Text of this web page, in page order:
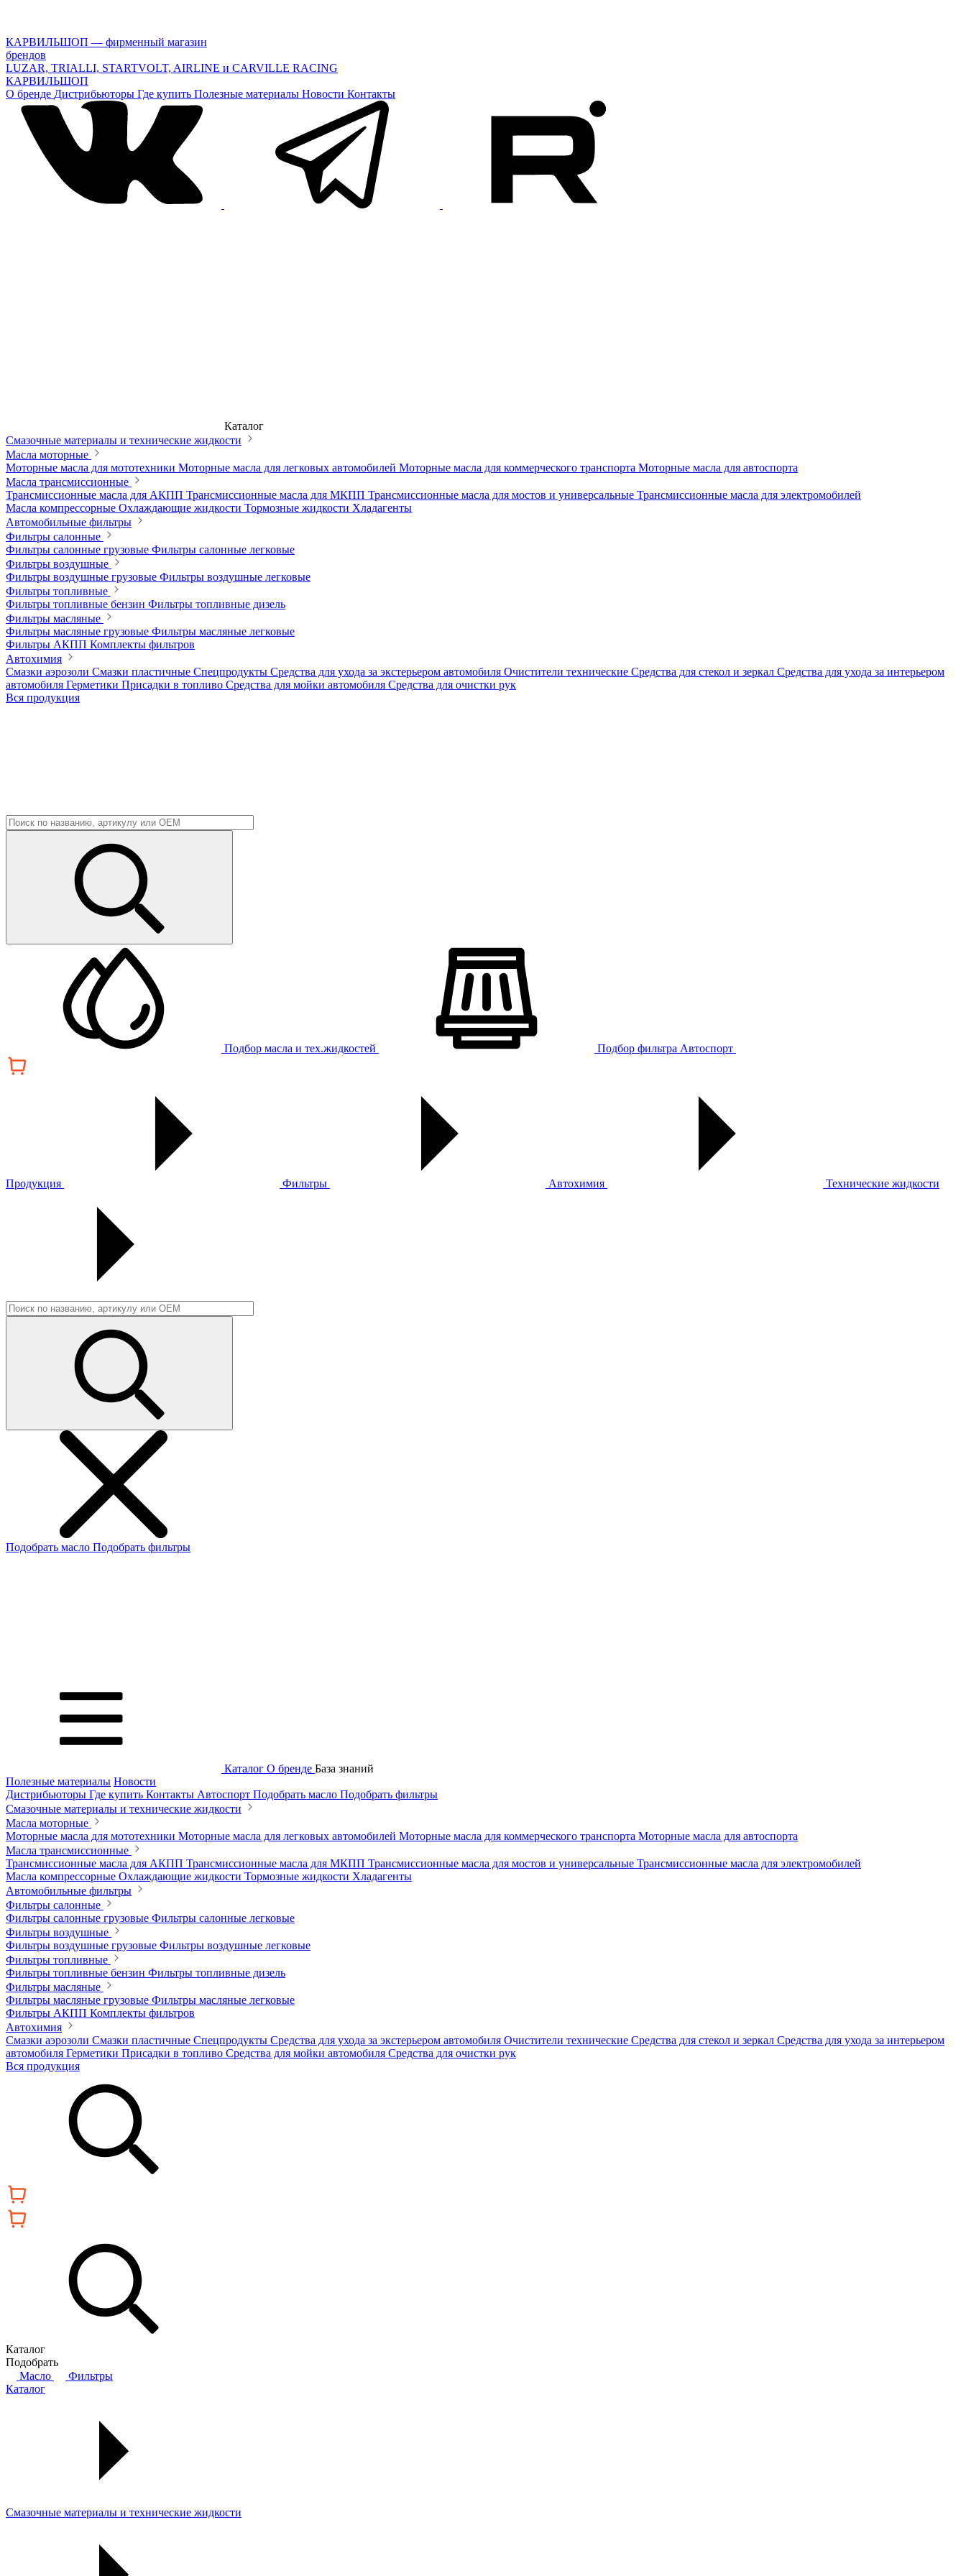
КАРВИЛЬШОП — фирменный магазин
брендов
LUZAR, TRIALLI, STARTVOLT, AIRLINE и CARVILLE RACING
КАРВИЛЬШОП
О бренде Дистрибьюторы Где купить Полезные материалы Новости Контакты
Каталог
Смазочные материалы и технические жидкости
Масла моторные
Моторные масла для мототехники Моторные масла для легковых автомобилей Моторные масла для коммерческого транспорта Моторные масла для автоспорта
Масла трансмиссионные
Трансмиссионные масла для АКПП Трансмиссионные масла для МКПП Трансмиссионные масла для мостов и универсальные Трансмиссионные масла для электромобилей
Масла компрессорные Охлаждающие жидкости Тормозные жидкости Хладагенты
Автомобильные фильтры
Фильтры салонные
Фильтры салонные грузовые Фильтры салонные легковые
Фильтры воздушные
Фильтры воздушные грузовые Фильтры воздушные легковые
Фильтры топливные
Фильтры топливные бензин Фильтры топливные дизель
Фильтры масляные
Фильтры масляные грузовые Фильтры масляные легковые
Фильтры АКПП Комплекты фильтров
Автохимия
Смазки аэрозоли Смазки пластичные Спецпродукты Средства для ухода за экстерьером автомобиля Очистители технические Средства для стекол и зеркал Средства для ухода за интерьером
автомобиля Герметики Присадки в топливо Средства для мойки автомобиля Средства для очистки рук
Вся продукция
Подбор масла и тех.жидкостей Подбор фильтра Автоспорт
Продукция Фильтры Автохимия Технические жидкости
Подобрать масло Подобрать фильтры
Каталог О бренде База знаний
Полезные материалы Новости
Дистрибьюторы Где купить Контакты Автоспорт Подобрать масло Подобрать фильтры
Смазочные материалы и технические жидкости
Масла моторные
Моторные масла для мототехники Моторные масла для легковых автомобилей Моторные масла для коммерческого транспорта Моторные масла для автоспорта
Масла трансмиссионные
Трансмиссионные масла для АКПП Трансмиссионные масла для МКПП Трансмиссионные масла для мостов и универсальные Трансмиссионные масла для электромобилей
Масла компрессорные Охлаждающие жидкости Тормозные жидкости Хладагенты
Автомобильные фильтры
Фильтры салонные
Фильтры салонные грузовые Фильтры салонные легковые
Фильтры воздушные
Фильтры воздушные грузовые Фильтры воздушные легковые
Фильтры топливные
Фильтры топливные бензин Фильтры топливные дизель
Фильтры масляные
Фильтры масляные грузовые Фильтры масляные легковые
Фильтры АКПП Комплекты фильтров
Автохимия
Смазки аэрозоли Смазки пластичные Спецпродукты Средства для ухода за экстерьером автомобиля Очистители технические Средства для стекол и зеркал Средства для ухода за интерьером
автомобиля Герметики Присадки в топливо Средства для мойки автомобиля Средства для очистки рук
Вся продукция
Каталог
Подобрать
Масло
Фильтры
Каталог
Смазочные материалы и технические жидкости